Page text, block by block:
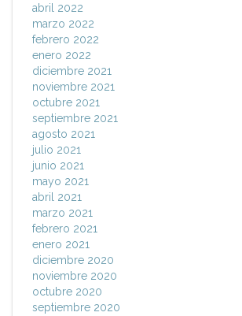
abril 2022
marzo 2022
febrero 2022
enero 2022
diciembre 2021
noviembre 2021
octubre 2021
septiembre 2021
agosto 2021
julio 2021
junio 2021
mayo 2021
abril 2021
marzo 2021
febrero 2021
enero 2021
diciembre 2020
noviembre 2020
octubre 2020
septiembre 2020